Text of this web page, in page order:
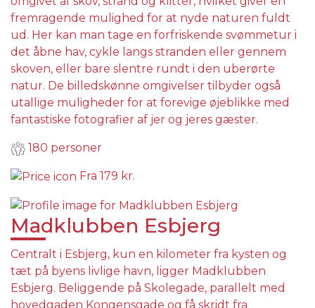
fremragende mulighed for at nyde naturen fuldt
ud. Her kan man tage en forfriskende svømmetur i
det åbne hav, cykle langs stranden eller gennem
skoven, eller bare slentre rundt i den uberørte
natur. De billedskønne omgivelser tilbyder også
utallige muligheder for at forevige øjeblikke med
fantastiske fotografier af jer og jeres gæster.
180 personer
Fra 179 kr.
Madklubben Esbjerg
Centralt i Esbjerg, kun en kilometer fra kysten og
tæt på byens livlige havn, ligger Madklubben
Esbjerg. Beliggende på Skolegade, parallelt med
hovedgaden Kongensgade og få skridt fra